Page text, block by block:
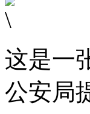
这是一
公安局